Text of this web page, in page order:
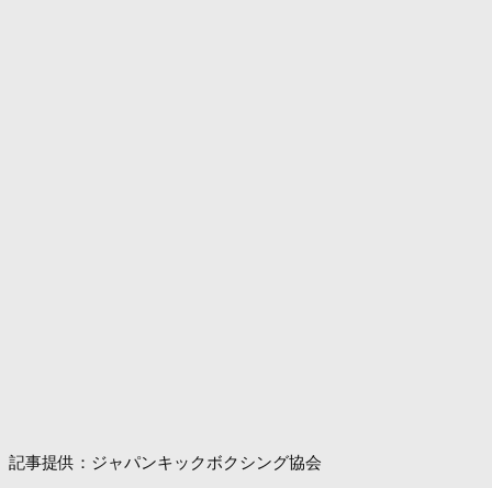
記事提供：ジャパンキックボクシング協会